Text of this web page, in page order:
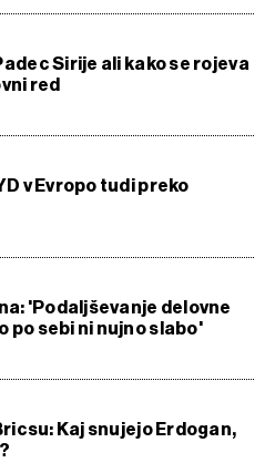
Sirije ali kako se rojeva
red
v Evropo tudi preko
'Podaljševanje delovne
po sebi ni nujno slabo'
Kaj snujejo Erdogan,